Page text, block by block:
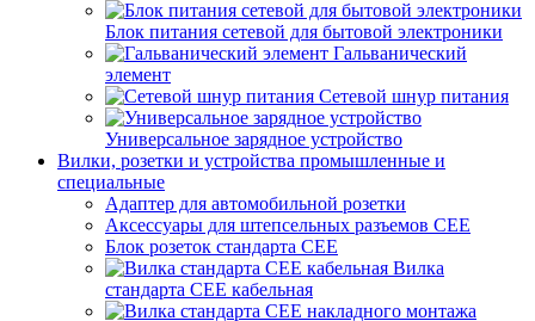
Блок питания сетевой для бытовой электроники
Гальванический
элемент
Сетевой шнур питания
Универсальное зарядное устройство
Вилки, розетки и устройства промышленные и
специальные
Адаптер для автомобильной розетки
Аксессуары для штепсельных разъемов CEE
Блок розеток стандарта CEE
Вилка
стандарта CEE кабельная